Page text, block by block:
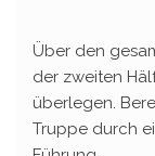
Über den
der zweiten
überlegen.
Truppe durch